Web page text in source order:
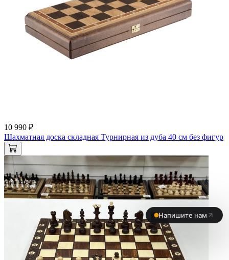
10 990 ₽
Шахматная доска складная Турнирная из дуба 40 см без фигур